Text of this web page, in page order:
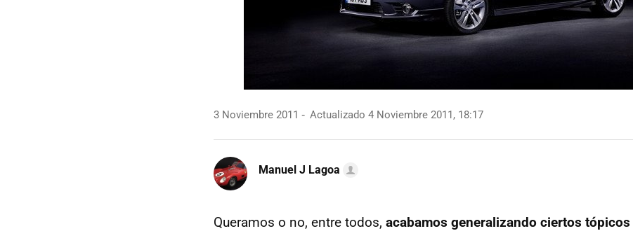
3 Noviembre 2011 Actualizado 4 Noviembre 2011, 18:17
Manuel J Lagoa
Queramos o no, entre todos, acabamos generalizando ciertos